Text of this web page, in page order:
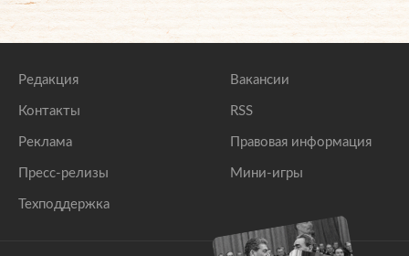
Редакция
Контакты
Реклама
Пресс-релизы
Техподдержка
Вакансии
RSS
Правовая информация
Мини-игры